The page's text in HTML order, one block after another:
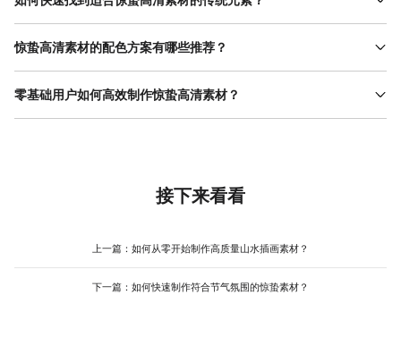
寻找传统元素可从两个方向入手：一是参考权威文化机构的内容，
如故宫博物院官网的节气专题、中国非物质文化遗产网的图库，这
气元素库”中收录了大量惊蛰相关的传统图案（如春雷、昆虫、桃
惊蛰高清素材的配色方案有哪些推荐？
惊蛰的配色可围绕“春意复苏”展开。传统方案推荐“胭脂红+松花绿
+月白”：胭脂红象征春日花朵，松花绿代表嫩芽与草木，月白（浅
应用，避免自行调配的试错成本。
零基础用户如何高效制作惊蛰高清素材？
零基础用户的关键是“利用模板+简化操作”。首先，选择提供节气模
的智能功能：例如“智能抠图”可快速提取素材中的主体（如花朵、昆
虫），避免手动描边的繁琐；“高清导出”能确保素材分辨率满足打印
与图片位置，用户只需按提示填充内容，无需自行调整布局， 操作
接下来看看
上一篇： 如何从零开始制作高质量山水插画素材？
下一篇： 如何快速制作符合节气氛围的惊蛰素材？